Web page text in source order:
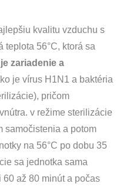
kvalitu vzduchu s
teplota 56°C, ktorá sa
zariadenie a
je vírus H1N1 a baktéria
pričom
v režime sterilizácie
samočistenia a potom
na 56°C po dobu 35
sa jednotka sama
až 80 minút a počas